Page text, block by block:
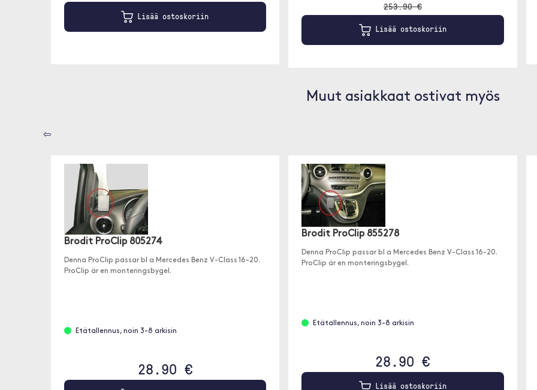
Lisää ostoskoriin
253.90 €
Lisää ostoskoriin
Muut asiakkaat ostivat myös
⇦
Brodit ProClip 805274
Denna ProClip passar bl a Mercedes Benz V-Class 16-20.
ProClip är en monteringsbygel.
Etätallennus, noin 3-8 arkisin
28.90 €
Brodit ProClip 855278
Denna ProClip passar bl a Mercedes Benz V-Class 16-20.
ProClip är en monteringsbygel.
Etätallennus, noin 3-8 arkisin
28.90 €
Lisää ostoskoriin